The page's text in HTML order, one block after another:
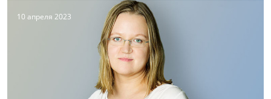
10 апреля 2023